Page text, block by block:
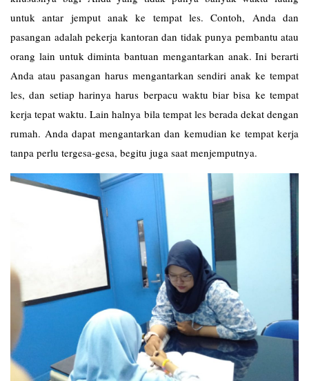
untuk antar jemput anak ke tempat les. Contoh, Anda dan
pasangan adalah pekerja kantoran dan tidak punya pembantu atau
orang lain untuk diminta bantuan mengantarkan anak. Ini berarti
Anda atau pasangan harus mengantarkan sendiri anak ke tempat
les, dan setiap harinya harus berpacu waktu biar bisa ke tempat
kerja tepat waktu. Lain halnya bila tempat les berada dekat dengan
rumah. Anda dapat mengantarkan dan kemudian ke tempat kerja
tanpa perlu tergesa-gesa, begitu juga saat menjemputnya.